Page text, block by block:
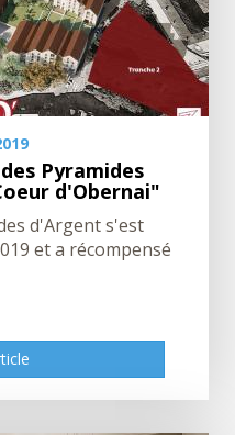
Pyramides
d'Obernai"
d'Argent s'est
et a récompensé